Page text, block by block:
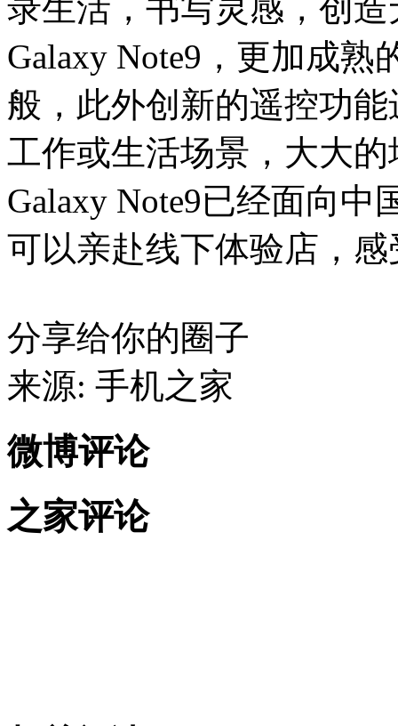
录生活，书写灵感，创
Galaxy Note9，更加成熟
般，此外创新的遥控功
工作或生活场景，大大
Galaxy Note9已经面向
可以亲赴线下体验店，感
分享给你的圈子
来源: 手机之家
微博评论
之家评论